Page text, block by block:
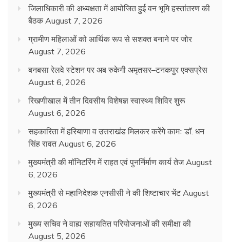
जिलाधिकारी की अध्यक्षता में आयोजित हुई वन भूमि हस्तांतरण की
बैठक August 7, 2026
ग्रामीण महिलाओं को आर्थिक रूप से सशक्त बनाने पर जोर
August 7, 2026
बनबसा रेलवे स्टेशन पर अब रुकेगी अमृतसर–टनकपुर एक्सप्रेस
August 6, 2026
रिखणीखाल में तीन दिवसीय विशेषज्ञ स्वास्थ्य शिविर शुरू
August 6, 2026
सहकारिता में हरियाणा व उत्तराखंड मिलकर करेंगे कामः डाॅ. धन
सिंह रावत August 6, 2026
मुख्यमंत्री की मॉनिटरिंग में राहत एवं पुनर्निर्माण कार्य तेज August
6, 2026
मुख्यमंत्री से महानिदेशक एनसीसी ने की शिष्टाचार भेंट August
6, 2026
मुख्य सचिव ने वाह्य सहायतित परियोजनाओं की समीक्षा की
August 5, 2026